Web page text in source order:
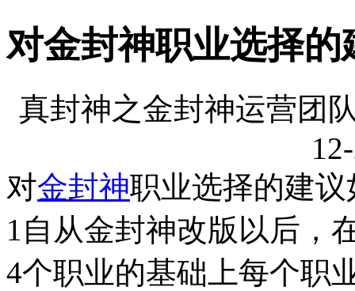
对金封神职业选择的
真封神之金封神运营团
对金封神职业选择的建议
1自从金封神改版以后，
4个职业的基础上每个职